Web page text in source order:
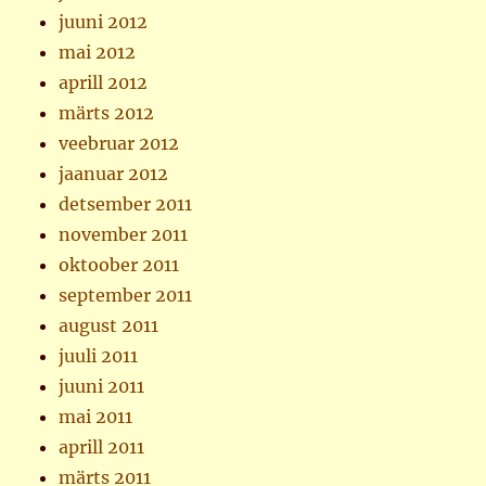
juuni 2012
mai 2012
aprill 2012
märts 2012
veebruar 2012
jaanuar 2012
detsember 2011
november 2011
oktoober 2011
september 2011
august 2011
juuli 2011
juuni 2011
mai 2011
aprill 2011
märts 2011